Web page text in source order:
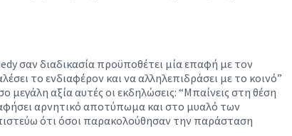
σαν διαδικασία προϋποθέτει μία επαφή με τον
το ενδιαφέρον και να αλληλεπιδράσει με το κοινό”
μεγάλη αξία αυτές οι εκδηλώσεις: “Μπαίνεις στη θέση
αρνητικό αποτύπωμα και στο μυαλό των
ότι όσοι παρακολούθησαν την παράσταση